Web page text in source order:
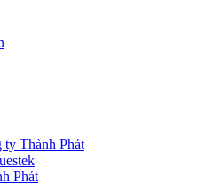
ty Thành Phát
Phát